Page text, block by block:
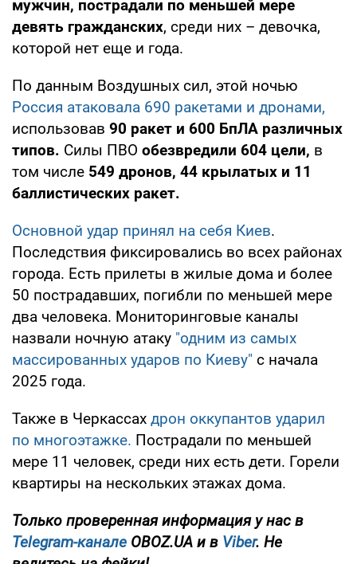
мужчин, пострадали по меньшей мере
девять гражданских, среди них – девочка,
которой нет еще и года.
По данным Воздушных сил, этой ночью
Россия атаковала 690 ракетами и дронами,
использовав 90 ракет и 600 БпЛА различных
типов. Силы ПВО обезвредили 604 цели, в
том числе 549 дронов, 44 крылатых и 11
баллистических ракет.
Основной удар принял на себя Киев.
Последствия фиксировались во всех районах
города. Есть прилеты в жилые дома и более
50 пострадавших, погибли по меньшей мере
два человека. Мониторинговые каналы
назвали ночную атаку "одним из самых
массированных ударов по Киеву" с начала
2025 года.
Также в Черкассах дрон оккупантов ударил
по многоэтажке. Пострадали по меньшей
мере 11 человек, среди них есть дети. Горели
квартиры на нескольких этажах дома.
Только проверенная информация у нас в
Telegram-канале OBOZ.UA и в Viber. Не